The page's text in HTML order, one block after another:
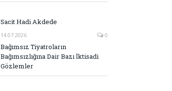
Sacit Hadi Akdede
14.07.2026 0
Bağımsız Tiyatroların
Bağımsızlığına Dair Bazı İktisadi
Gözlemler